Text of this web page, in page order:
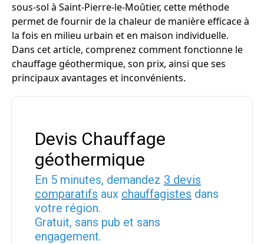
sous-sol à Saint-Pierre-le-Moûtier, cette méthode
permet de fournir de la chaleur de manière efficace à
la fois en milieu urbain et en maison individuelle.
Dans cet article, comprenez comment fonctionne le
chauffage géothermique, son prix, ainsi que ses
principaux avantages et inconvénients.
Devis Chauffage
géothermique
En 5 minutes, demandez 3 devis
comparatifs aux chauffagistes dans
votre région.
Gratuit, sans pub et sans
engagement.